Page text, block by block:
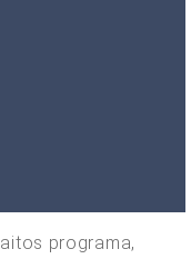
programa,